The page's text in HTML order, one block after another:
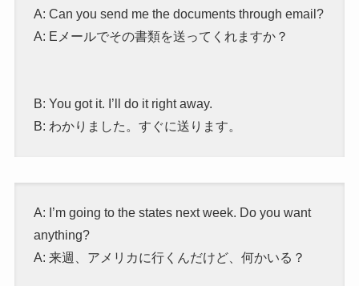
A: Can you send me the documents through email?
A: Eメールでその書類を送ってくれますか？
B: You got it. I’ll do it right away.
B: わかりました。すぐに送ります。
A: I’m going to the states next week. Do you want
anything?
A: 来週、アメリカに行くんだけど、何かいる？